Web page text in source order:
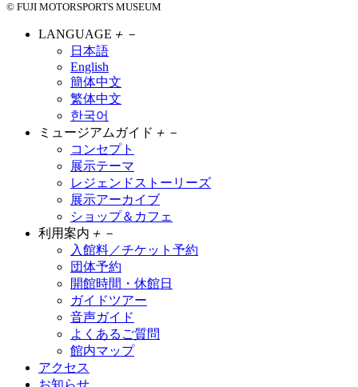
© FUJI MOTORSPORTS MUSEUM
LANGUAGE ＋ －
日本語
English
簡体中文
繁体中文
한국어
ミュージアムガイド ＋ －
コンセプト
展示テーマ
レジェンドストーリーズ
展示アーカイブ
ショップ＆カフェ
利用案内 ＋ －
入館料／チケット予約
団体予約
開館時間・休館日
ガイドツアー
音声ガイド
よくあるご質問
館内マップ
アクセス